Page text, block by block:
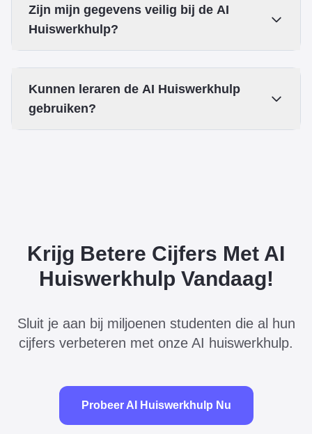
Zijn mijn gegevens veilig bij de AI
Huiswerkhulp?
Kunnen leraren de AI Huiswerkhulp
gebruiken?
Krijg Betere Cijfers Met AI
Huiswerkhulp Vandaag!
Sluit je aan bij miljoenen studenten die al hun
cijfers verbeteren met onze AI huiswerkhulp.
Probeer AI Huiswerkhulp Nu